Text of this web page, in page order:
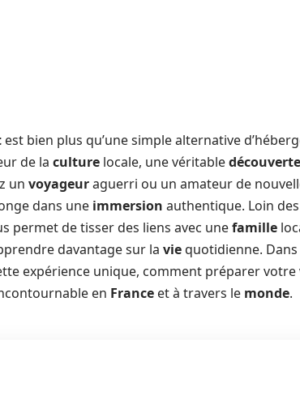
est bien plus qu’une simple alternative
de la culture locale, une véritabledécouverte
un voyageuraguerri ou un amateur de
dans une immersion authentique. Loin
permet de tisser des liens avec unefamille
davantage sur la viequotidienne.
expérience unique, comment préparer
en France et à travers le monde.